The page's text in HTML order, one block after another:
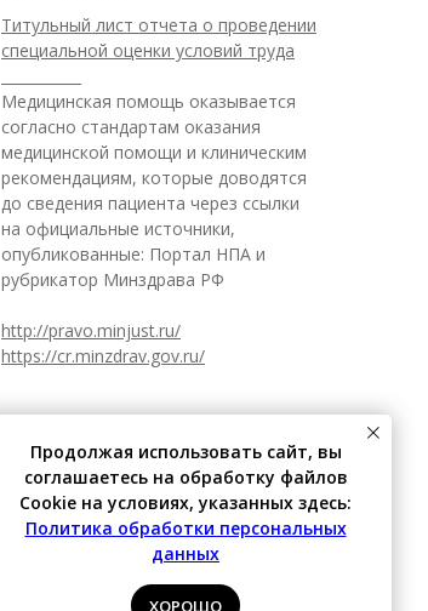
Титульный лист отчета о проведении
специальной оценки условий труда
Медицинская помощь оказывается
согласно стандартам оказания
медицинской помощи и клиническим
рекомендациям, которые доводятся
до сведения пациента через ссылки
на официальные источники,
опубликованные: Портал НПА и
рубрикатор Минздрава РФ
http://pravo.minjust.ru/
https://cr.minzdrav.gov.ru/
Продолжая использовать сайт, вы
соглашаетесь на обработку файлов
Cookie на условиях, указанных здесь:
Политика обработки персональных
данных
ХОРОШО